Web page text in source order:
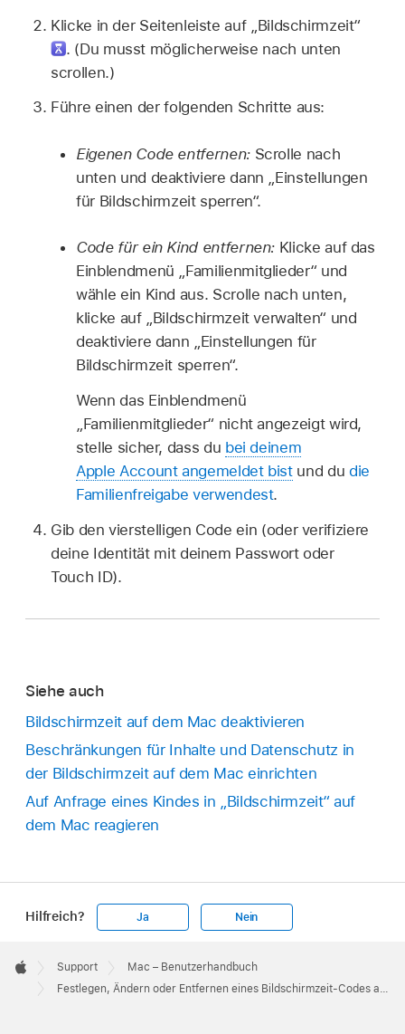
Klicke in der Seitenleiste auf „Bildschirmzeit“
. (Du musst möglicherweise nach unten
scrollen.)
Führe einen der folgenden Schritte aus:
Eigenen Code entfernen:Scrolle nach
unten und deaktiviere dann „Einstellungen
für Bildschirmzeit sperren“.
Code für ein Kind entfernen: Klicke auf das
Einblendmenü „Familienmitglieder“ und
wähle ein Kind aus. Scrolle nach unten,
klicke auf „Bildschirmzeit verwalten“ und
deaktiviere dann „Einstellungen für
Bildschirmzeit sperren“.
Wenn das Einblendmenü
„Familienmitglieder“ nicht angezeigt wird,
stelle sicher, dass du bei deinem
Apple Account angemeldet bistund du die
Familienfreigabe verwendest.
Gib den vierstelligen Code ein (oder verifiziere
deine Identität mit deinem Passwort oder
Touch ID).
Siehe auch
Bildschirmzeit auf dem Mac deaktivieren
Beschränkungen für Inhalte und Datenschutz in
der Bildschirmzeit auf dem Mac einrichten
Auf Anfrage eines Kindes in „Bildschirmzeit“ auf
dem Mac reagieren
Hilfreich? Ja Nein
Footer

Apple
Support
Mac – Benutzerhandbuch
Festlegen, Ändern oder Entfernen eines Bildschirmzeit-Codes auf dem Mac